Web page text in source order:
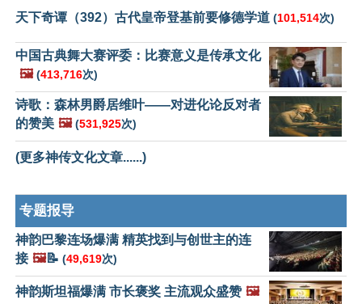
天下奇谭（392）古代皇帝登基前要修德学道 (101,514次)
中国古典舞大赛评委：比赛意义是传承文化
🖼️ (413,716次)
诗歌：森林男爵居维叶——对进化论反对者
的赞美 🖼️ (531,925次)
(更多神传文化文章......)
专题报导
神韵巴黎连场爆满 精英找到与创世主的连
接 🖼️📝 (49,619次)
神韵斯坦福爆满 市长褒奖 主流观众盛赞 🖼️